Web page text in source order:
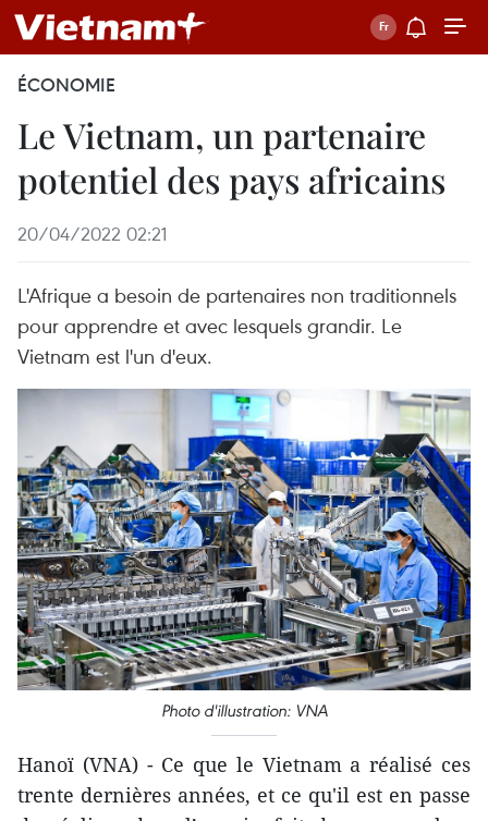
ÉCONOMIE
Le Vietnam, un partenaire
potentiel des pays africains
20/04/2022 02:21
L'Afrique a besoin de partenaires non traditionnels
pour apprendre et avec lesquels grandir. Le
Vietnam est l'un d'eux.
Photo d'illustration: VNA
Hanoï (VNA) - Ce que le Vietnam a réalisé ces
trente dernières années, et ce qu'il est en passe